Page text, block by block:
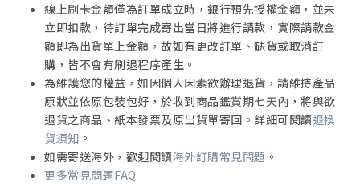
線上刷卡金額僅為訂單成立時，銀行預先授權金額，並未
立即扣款，待訂單完成寄出當日將進行請款，實際請款金
額即為出貨單上金額，故如有更改訂單、缺貨或取消訂
購，皆不會有刷退程序產生。
為維護您的權益，如因個人因素欲辦理退貨，請維持產品
原狀並依原包裝包好，於收到商品鑑賞期七天內，將與欲
退貨之商品、紙本發票及原出貨單寄回。詳細可閱讀退換
貨須知 。
如需寄送海外，歡迎閱讀海外訂購常見問題 。
更多常見問題FAQ